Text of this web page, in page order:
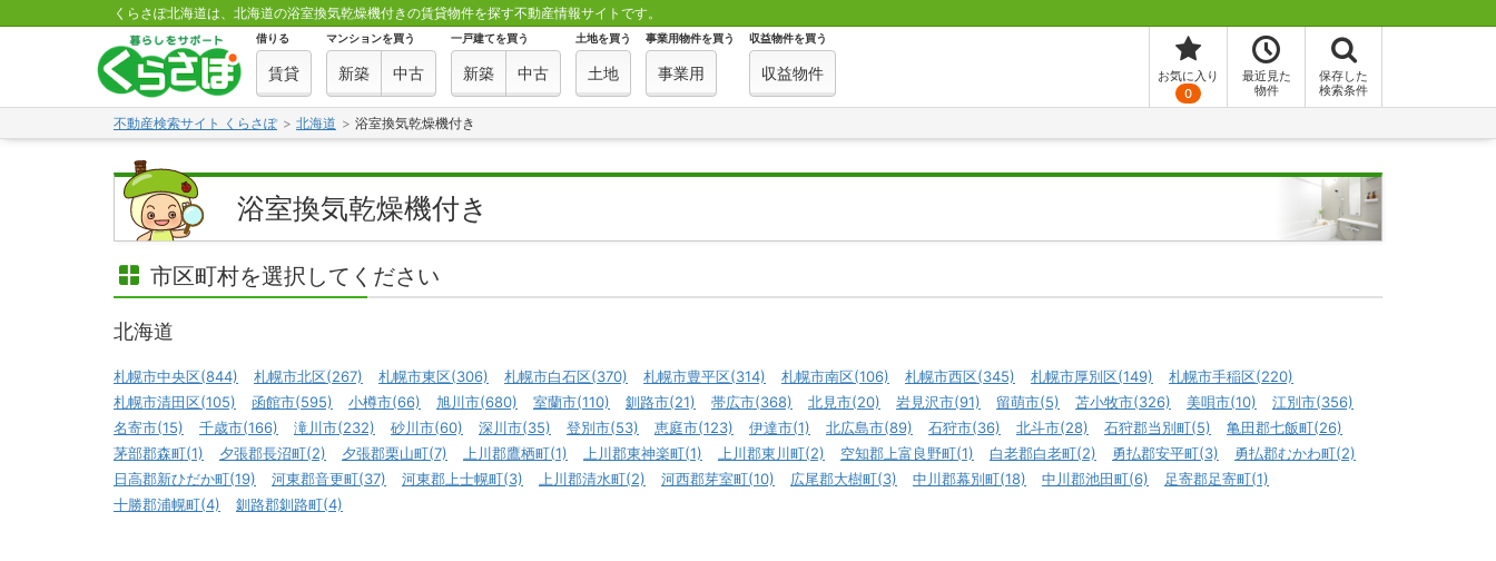
くらさぽ北海道は、北海道の浴室換気乾燥機付きの賃貸物件を探す不動産情報サイトです。
借りる
賃貸
マンションを買う
新築 中古
一戸建てを買う
新築 中古
土地を買う
土地
事業用物件を買う
事業用
収益物件を買う
収益物件
お気に入り
0
最近見た
物件
保存した
検索条件
不動産検索サイト くらさぽ 北海道 浴室換気乾燥機付き
浴室換気乾燥機付き
市区町村を選択してください
北海道
札幌市中央区(844) 札幌市北区(267) 札幌市東区(306) 札幌市白石区(370) 札幌市豊平区(314) 札幌市南区(106) 札幌市西区(345) 札幌市厚別区(149)
札幌市手稲区(220)
札幌市清田区(105)
函館市(595) 小樽市(66) 旭川市(680) 室蘭市(110) 釧路市(21) 帯広市(368) 北見市(20) 岩見沢市(91) 留萌市(5) 苫小牧市(326) 美唄市(10)
江別市(356)
名寄市(15)
千歳市(166) 滝川市(232) 砂川市(60) 深川市(35) 登別市(53) 恵庭市(123) 伊達市(1) 北広島市(89) 石狩市(36) 北斗市(28) 石狩郡当別町(5)
亀田郡七飯町(26)
茅部郡森町(1)
夕張郡長沼町(2) 夕張郡栗山町(7) 上川郡鷹栖町(1) 上川郡東神楽町(1) 上川郡東川町(2) 空知郡上富良野町(1) 白老郡白老町(2) 勇払郡安平町(3)
勇払郡むかわ町(2)
日高郡新ひだか町(19)
河東郡音更町(37) 河東郡上士幌町(3) 上川郡清水町(2) 河西郡芽室町(10) 広尾郡大樹町(3) 中川郡幕別町(18) 中川郡池田町(6)
足寄郡足寄町(1)
十勝郡浦幌町(4)
釧路郡釧路町(4)